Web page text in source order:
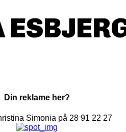
Din reklame her?
Simonia på 28 91 22 27